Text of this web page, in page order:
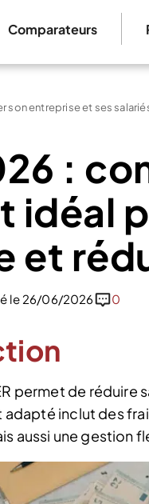
Comparateurs
son entreprise et ses
:
idéal
et
le 26/06/2026 0
permet de
inclut des
aussi une gestion